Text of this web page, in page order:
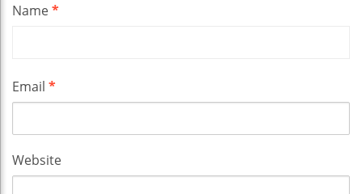
Name*
Email *
Website